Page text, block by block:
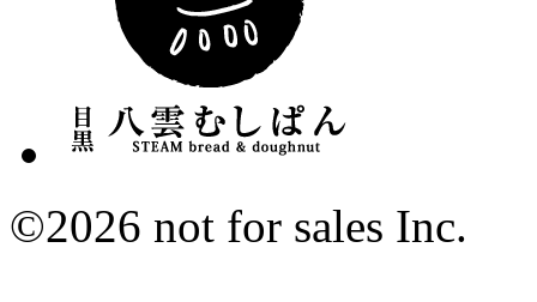
©2026 not for sales Inc.